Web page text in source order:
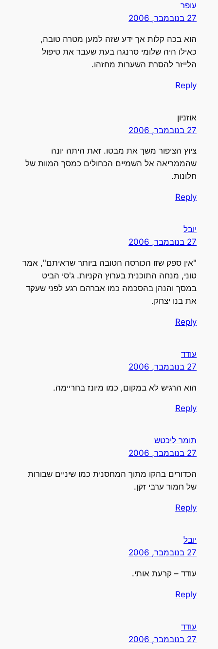
עופר
27 בנובמבר, 2006
הוא בכה קלות אך ידע שזה למען מטרה טובה,
כאילו היה שלומי סרנגה בעת שעבר את טיפול
הלייזר להסרת השערות מחזהו.
Reply
אוזניון
27 בנובמבר, 2006
ציוץ הציפור משך את מבטו. זאת היתה יונה
שהממריאה אל השמיים הכחולים כמסך המוות של
חלונות.
Reply
יובל
27 בנובמבר, 2006
"אין ספק שזו הכורסה הטובה ביותר שראיתם", אמר
טוני, מנחה התוכנית בערוץ הקניות. ג'סי הביט
במסך והנהן בהסכמה כמו אברהם רגע לפני שעקד
את בנו יצחק.
Reply
עודד
27 בנובמבר, 2006
הוא הרגיש לא במקום, כמו מיונז בחריימה.
Reply
תומר ליכטש
27 בנובמבר, 2006
הכדורים בהקו מתוך המחסנית כמו שיניים שבורות
של חמור ערבי זקן.
Reply
יובל
27 בנובמבר, 2006
עודד – קרעת אותי.
Reply
עודד
27 בנובמבר, 2006